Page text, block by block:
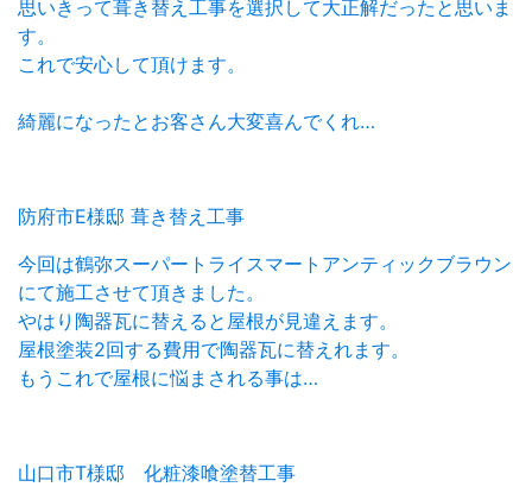
思いきって葺き替え工事を選択して大正解だったと思いま
す。
これで安心して頂けます。
綺麗になったとお客さん大変喜んでくれ…
防府市E様邸 葺き替え工事
今回は鶴弥スーパートライスマートアンティックブラウン
にて施工させて頂きました。
やはり陶器瓦に替えると屋根が見違えます。
屋根塗装2回する費用で陶器瓦に替えれます。
もうこれで屋根に悩まされる事は…
山口市T様邸 化粧漆喰塗替工事